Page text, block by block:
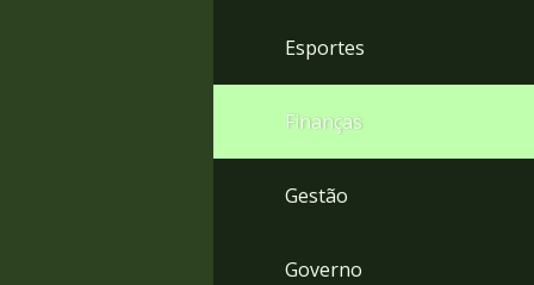
Esportes
Finanças
Gestão
Governo